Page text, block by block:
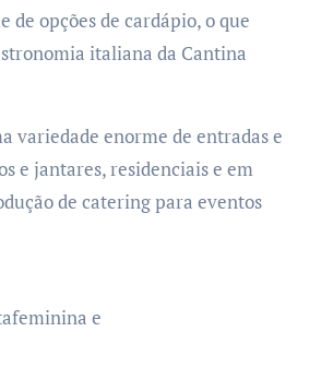
de opções de cardápio, o que
italiana da Cantina
variedade enorme de entradas e
e jantares, residenciais e em
de catering para eventos
e